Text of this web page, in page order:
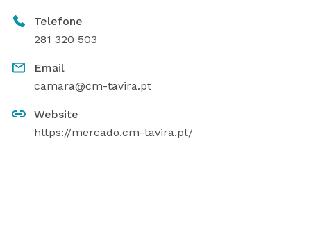
Telefone
281 320 503
Email
camara@cm-tavira.pt
Website
https://mercado.cm-tavira.pt/